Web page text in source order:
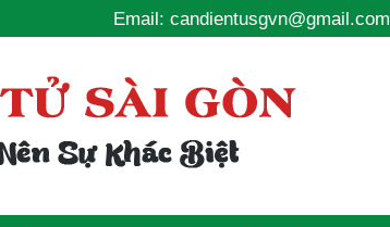
Email: candientusgvn@gmail.com